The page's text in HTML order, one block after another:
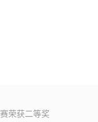
荣获二等奖